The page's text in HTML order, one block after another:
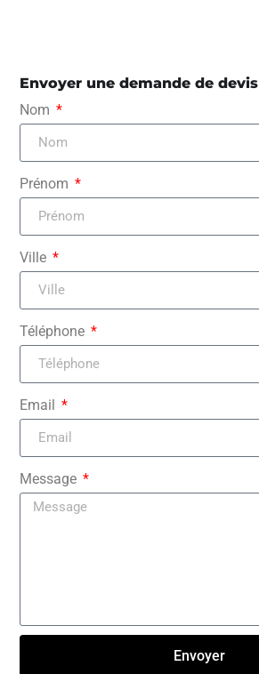
Envoyer une demande de devis
Nom
Prénom
Ville
Téléphone
Email
Message
Envoyer